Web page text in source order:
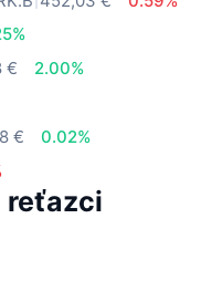
€
2.00%
€
0.02%
reťazci